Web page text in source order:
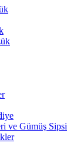
ve Gümüş Sipsi